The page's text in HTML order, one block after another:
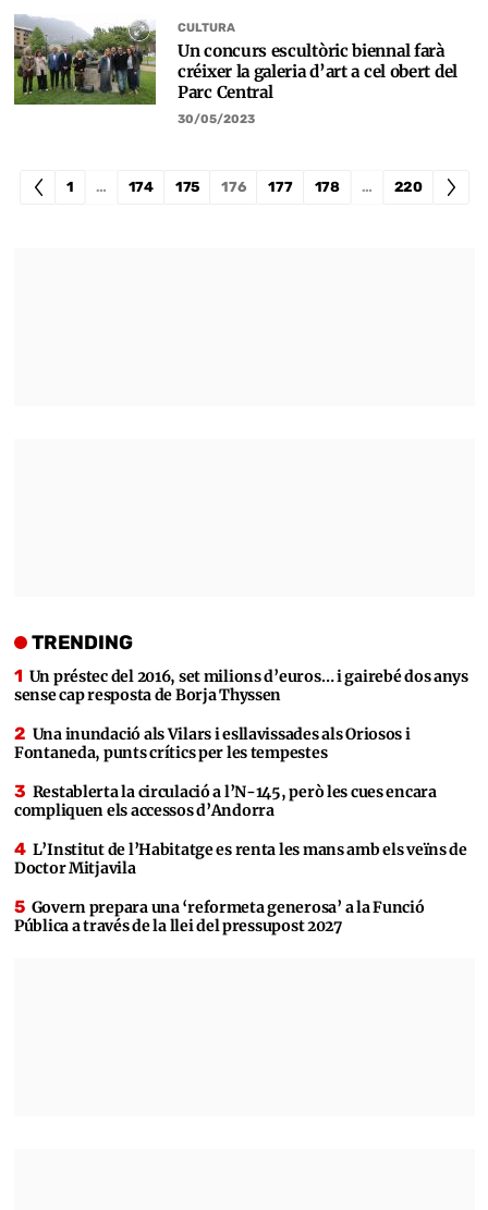
CULTURA
Un concurs escultòric biennal farà
créixer la galeria d’art a cel obert del
Parc Central
30/05/2023
1 … 174 175 176 177 178 … 220
TRENDING
Un préstec del 2016, set milions d’euros… i gairebé dos anys
sense cap resposta de Borja Thyssen
Una inundació als Vilars i esllavissades als Oriosos i
Fontaneda, punts crítics per les tempestes
Restablerta la circulació a l’N-145, però les cues encara
compliquen els accessos d’Andorra
L’Institut de l’Habitatge es renta les mans amb els veïns de
Doctor Mitjavila
Govern prepara una ‘reformeta generosa’ a la Funció
Pública a través de la llei del pressupost 2027